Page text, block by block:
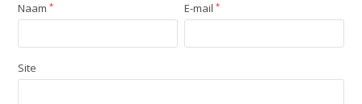
Naam* E-mail*
Site